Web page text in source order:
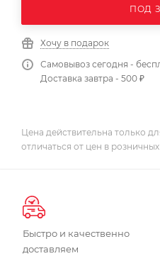
ПОД
Хочу в подарок
Самовывоз сегодня -
Доставка завтра - 500 ₽
Цена действительна только
отличаться от цен в
Быстро и качественно
доставляем